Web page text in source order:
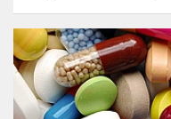
Bekliyor